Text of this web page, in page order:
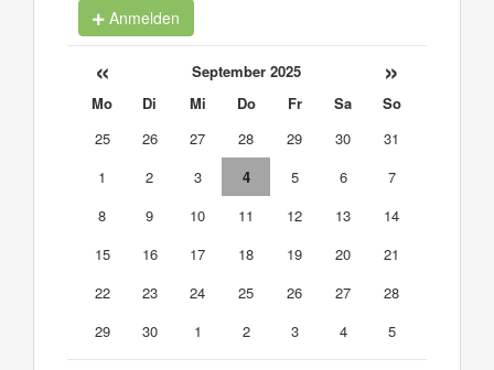
Anmelden
« September 2025 »
Mo Di Mi Do Fr Sa
So
25
26 27 28 29 30
31
1
2 3 4 5 6
7
8
9 10 11 12 13
14
15
16 17 18 19 20
21
22
23 24 25 26 27
28
29
30 1 2 3 4 5